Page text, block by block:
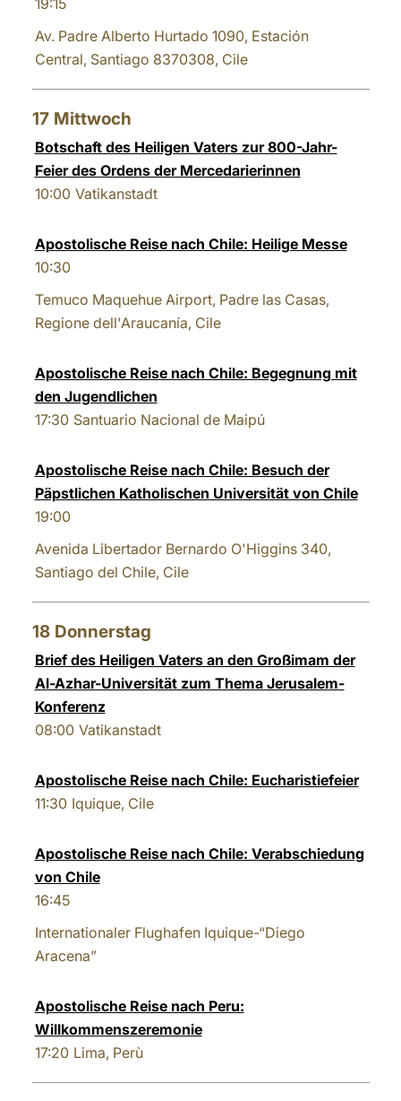
19:15
Av. Padre Alberto Hurtado 1090, Estación
Central, Santiago 8370308, Cile
17 Mittwoch
Botschaft des Heiligen Vaters zur 800-Jahr-
Feier des Ordens der Mercedarierinnen
10:00 Vatikanstadt
Apostolische Reise nach Chile: Heilige Messe
10:30
Temuco Maquehue Airport, Padre las Casas,
Regione dell'Araucanía, Cile
Apostolische Reise nach Chile: Begegnung mit
den Jugendlichen
17:30 Santuario Nacional de Maipú
Apostolische Reise nach Chile: Besuch der
Päpstlichen Katholischen Universität von Chile
19:00
Avenida Libertador Bernardo O'Higgins 340,
Santiago del Chile, Cile
18 Donnerstag
Brief des Heiligen Vaters an den Großimam der
Al-Azhar-Universität zum Thema Jerusalem-
Konferenz
08:00 Vatikanstadt
Apostolische Reise nach Chile: Eucharistiefeier
11:30 Iquique, Cile
Apostolische Reise nach Chile: Verabschiedung
von Chile
16:45
Internationaler Flughafen Iquique-“Diego
Aracena”
Apostolische Reise nach Peru:
Willkommenszeremonie
17:20 Lima, Perù